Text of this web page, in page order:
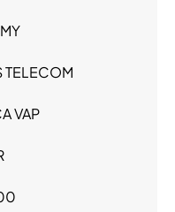
TELECOM
VAP
Bébé (3)
(3)
(3)
(1)